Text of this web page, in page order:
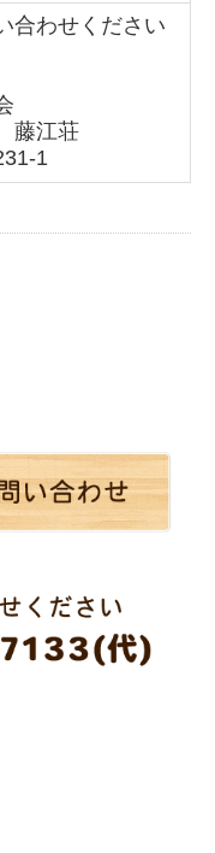
合わせください
藤江荘
1